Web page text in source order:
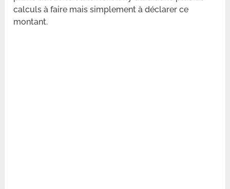
calculs à faire mais simplement à déclarer ce
montant.